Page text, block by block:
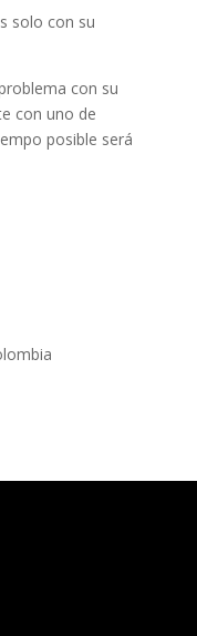
solo con su
con su
con uno de
posible será